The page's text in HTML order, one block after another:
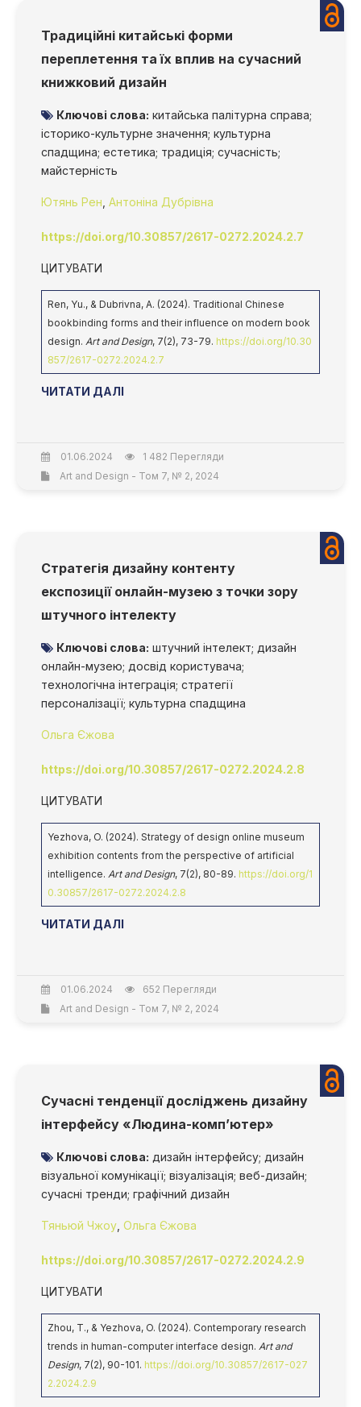
Традиційні китайські форми
переплетення та їх вплив на сучасний
книжковий дизайн
Ключові слова: китайська палітурна справа;
історико-культурне значення; культурна
спадщина; естетика; традиція; сучасність;
майстерність
Ютянь Рен Антоніна Дубрівна
https://doi.org/10.30857/2617-0272.2024.2.7
ЦИТУВАТИ
Ren, Yu., & Dubrivna, A. (2024). Traditional Chinese
bookbinding forms and their influence on modern book
design. Art and Design, 7(2), 73-79. https://doi.org/10.30
857/2617-0272.2024.2.7
ЧИТАТИ ДАЛІ
01.06.2024
1 482 Перегляди
Art and Design - Том 7, № 2, 2024
Стратегія дизайну контенту
експозиції онлайн-музею з точки зору
штучного інтелекту
Ключові слова: штучний інтелект; дизайн
онлайн-музею; досвід користувача;
технологічна інтеграція; стратегії
персоналізації; культурна спадщина
Ольга Єжова
https://doi.org/10.30857/2617-0272.2024.2.8
ЦИТУВАТИ
Yezhova, O. (2024). Strategy of design online museum
exhibition contents from the perspective of artificial
intelligence. Art and Design, 7(2), 80-89. https://doi.org/1
0.30857/2617-0272.2024.2.8
ЧИТАТИ ДАЛІ
01.06.2024
652 Перегляди
Art and Design - Том 7, № 2, 2024
Сучасні тенденції досліджень дизайну
інтерфейсу «Людина-комп’ютер»
Ключові слова: дизайн інтерфейсу; дизайн
візуальної комунікації; візуалізація; веб-дизайн;
сучасні тренди; графічний дизайн
Тяньюй Чжоу Ольга Єжова
https://doi.org/10.30857/2617-0272.2024.2.9
ЦИТУВАТИ
Zhou, T., & Yezhova, O. (2024). Contemporary research
trends in human-computer interface design. Art and
Design, 7(2), 90-101. https://doi.org/10.30857/2617-027
2.2024.2.9